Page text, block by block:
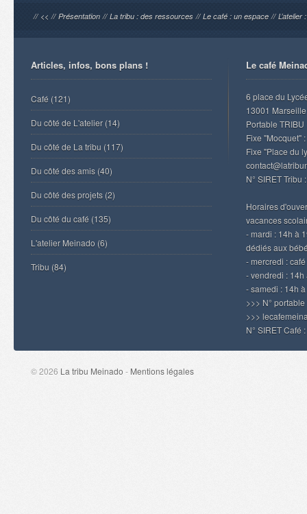
// << // Présentation // La tribu : des ressources // Le café : un espace //
Articles, infos, bons plans !
Café (121)
Du côté de L'atelier (14)
Du côté de La tribu (117)
Du côté des amis (40)
Du côté des projets (2)
Du côté du café (135)
L'atelier Meinado (6)
Tribu (84)
Le café
6 place du
13001 Marseille
Portable
Fixe "Mocquet"
Fixe "Place du
N° SIRET
Horaires
vacances
- mardi : 14h à
dédiés aux
- mercredi :
- vendredi :
- samedi : 14h
>>> N°
>>>
N° SIRET Café
© 2026 La tribu Meinado - Mentions légales